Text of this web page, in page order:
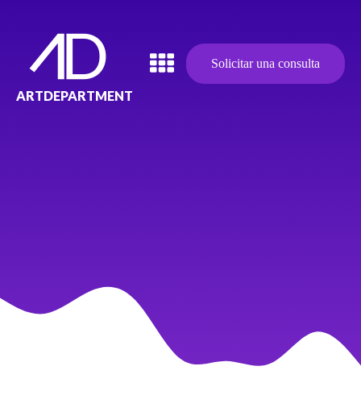
ARTDEPARTMENT
Solicitar una consulta